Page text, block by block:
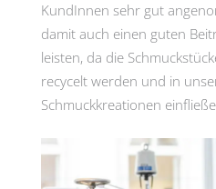
KundInnen sehr gut
damit auch einen guten
leisten, da die
recycelt werden und in
Schmuckkreationen